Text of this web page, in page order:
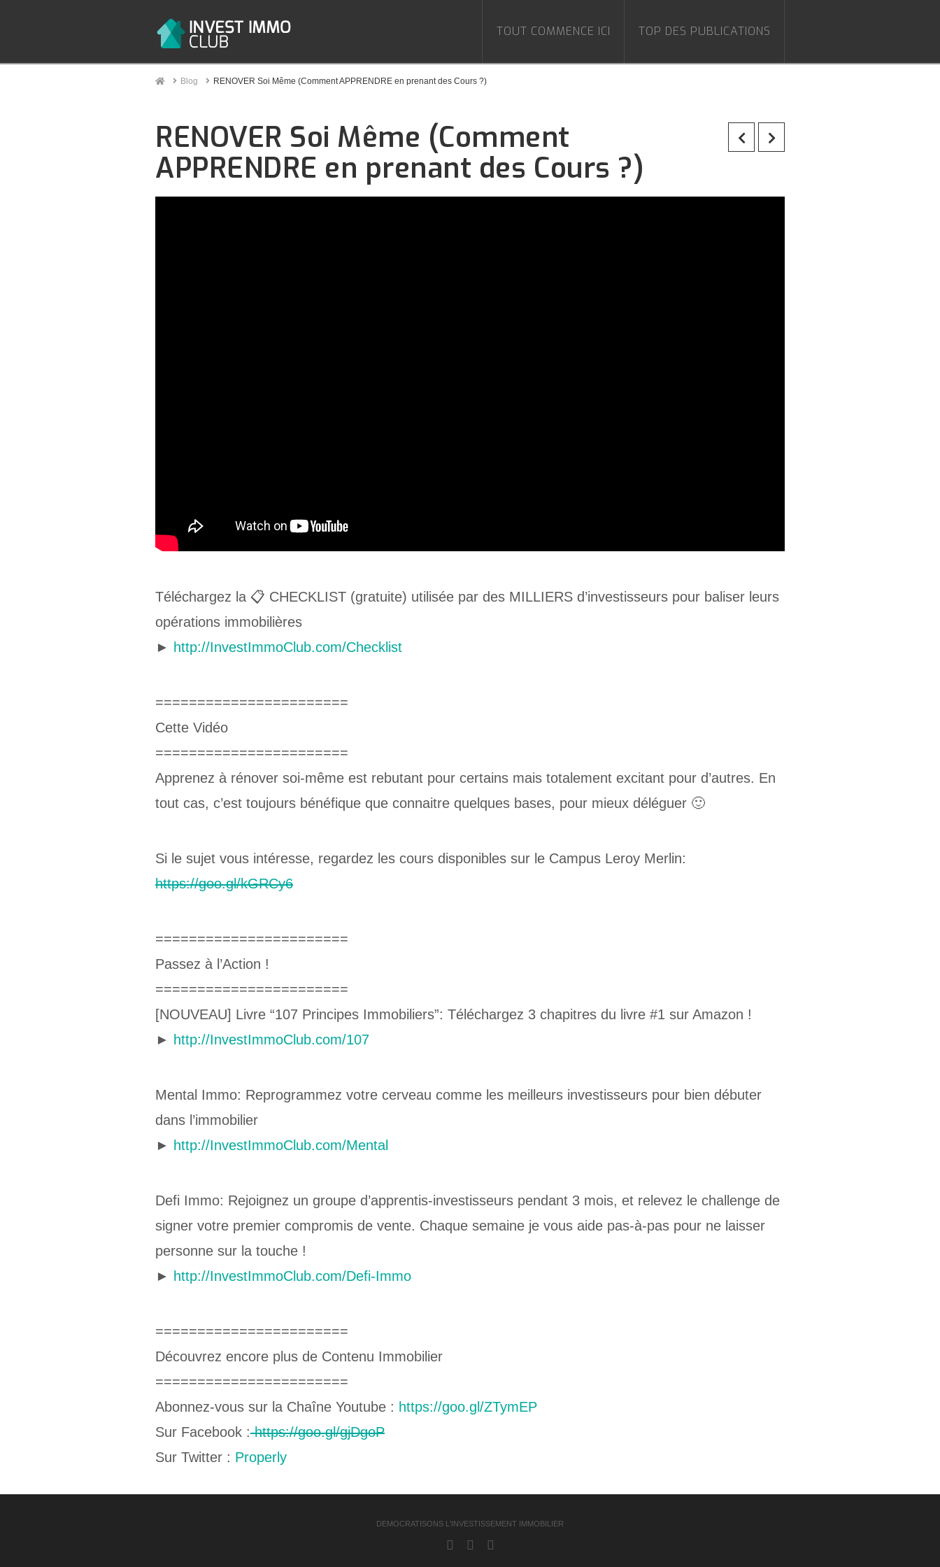
TOUT COMMENCE ICI TOP DES PUBLICATIONS
HomeBlog RENOVER Soi Même (Comment APPRENDRE en prenant des Cours ?)
RENOVER Soi Même (Comment
APPRENDRE en prenant des Cours ?)
Téléchargez la 📋 CHECKLIST (gratuite) utilisée par des MILLIERS d’investisseurs pour baliser leurs
opérations immobilières
► http://InvestImmoClub.com/Checklist
=======================
Cette Vidéo
=======================
Apprenez à rénover soi-même est rebutant pour certains mais totalement excitant pour d’autres. En
tout cas, c’est toujours bénéfique que connaitre quelques bases, pour mieux déléguer 🙂
Si le sujet vous intéresse, regardez les cours disponibles sur le Campus Leroy Merlin:
https://goo.gl/kGRCy6
=======================
Passez à l’Action !
=======================
[NOUVEAU] Livre “107 Principes Immobiliers”: Téléchargez 3 chapitres du livre #1 sur Amazon !
► http://InvestImmoClub.com/107
Mental Immo: Reprogrammez votre cerveau comme les meilleurs investisseurs pour bien débuter
dans l’immobilier
► http://InvestImmoClub.com/Mental
Defi Immo: Rejoignez un groupe d’apprentis-investisseurs pendant 3 mois, et relevez le challenge de
signer votre premier compromis de vente. Chaque semaine je vous aide pas-à-pas pour ne laisser
personne sur la touche !
► http://InvestImmoClub.com/Defi-Immo
=======================
Découvrez encore plus de Contenu Immobilier
=======================
Abonnez-vous sur la Chaîne Youtube : https://goo.gl/ZTymEP
Sur Facebook :https://goo.gl/gjDgoP
Sur Twitter : Properly
DEMOCRATISONS L'INVESTISSEMENT IMMOBILIER